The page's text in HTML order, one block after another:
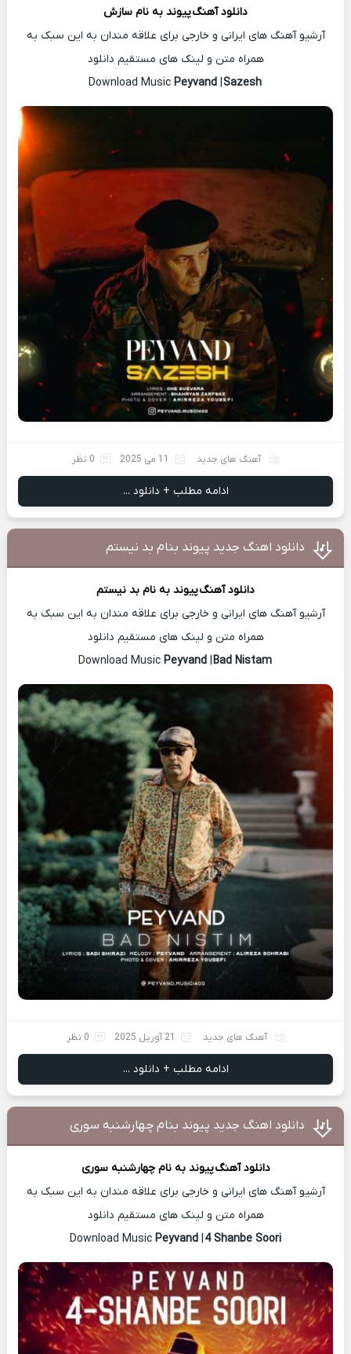
دانلود آهنگپیوند به نام سازش
آرشیو آهنگ های ایرانی و خارجی برای علاقه مندان به این سبک به
همراه متن و لینک های مستقیم دانلود
Peyvand |Sazesh
آهنگ های جدید 11 می 2025 0 نظر
ادامه مطلب + دانلود ...
دانلود اهنگ جدید پیوند بنام بد نیستم
دانلود آهنگپیوند به نام بد نیستم
آرشیو آهنگ های ایرانی و خارجی برای علاقه مندان به این سبک به
همراه متن و لینک های مستقیم دانلود
Peyvand |Bad Nistam
آهنگ های جدید 21 آوریل 2025 0 نظر
ادامه مطلب + دانلود ...
دانلود اهنگ جدید پیوند بنام چهارشنبه سوری
دانلود آهنگپیوند به نام چهارشنبه سوری
آرشیو آهنگ های ایرانی و خارجی برای علاقه مندان به این سبک به
همراه متن و لینک های مستقیم دانلود
Download Music
Peyvand|4 Shanbe Soori